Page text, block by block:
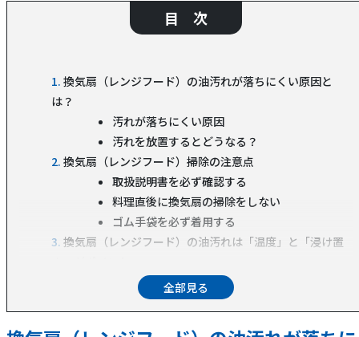
目 次
換気扇（レンジフード）の油汚れが落ちにくい原因と
は？
汚れが落ちにくい原因
汚れを放置するとどうなる？
換気扇（レンジフード）掃除の注意点
取扱説明書を必ず確認する
料理直後に換気扇の掃除をしない
ゴム手袋を必ず着用する
換気扇（レンジフード）の油汚れは「温度」と「浸け置
ポイント1「温度」
ポイント2「浸け置き」